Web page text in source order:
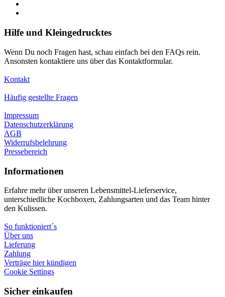
Hilfe und Kleingedrucktes
Wenn Du noch Fragen hast, schau einfach bei den FAQs rein.
Ansonsten kontaktiere uns über das Kontaktformular.
Kontakt
Häufig gestellte Fragen
Impressum
Datenschutzerklärung
AGB
Widerrufsbelehrung
Pressebereich
Informationen
Erfahre mehr über unseren Lebensmittel-Lieferservice,
unterschiedliche Kochboxen, Zahlungsarten und das Team hinter
den Kulissen.
So funktioniert´s
Über uns
Lieferung
Zahlung
Verträge hier kündigen
Cookie Settings
Sicher einkaufen